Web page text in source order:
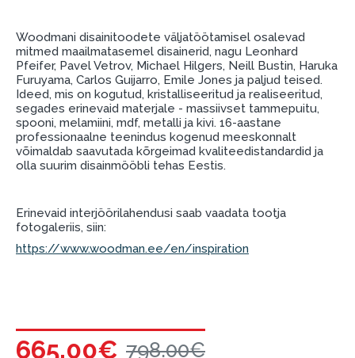
Finantsvastutus:
Laenake vastutustundlikult! Enne laenamist
palun hinnake oma finantsvõimalusi.
Woodmani disainitoodete väljatöötamisel osalevad
mitmed maailmatasemel disainerid, nagu Leonhard
Pfeifer, Pavel Vetrov, Michael Hilgers, Neill Bustin, Haruka
Furuyama, Carlos Guijarro, Emile Jones ja paljud teised.
Ideed, mis on kogutud, kristalliseeritud ja realiseeritud,
segades erinevaid materjale - massiivset tammepuitu,
spooni, melamiini, mdf, metalli ja kivi. 16-aastane
professionaalne teenindus kogenud meeskonnalt
võimaldab saavutada kõrgeimad kvaliteedistandardid ja
olla suurim disainmööbli tehas Eestis.
Erinevaid interjöörilahendusi saab vaadata tootja
fotogaleriis, siin:
https://www.woodman.ee/en/inspiration
665.00€ 798.00€